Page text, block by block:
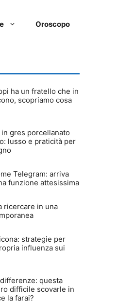
Oroscopo
ha un fratello che in
scopriamo cosa
gres porcellanato
lusso e praticità per
Telegram: arriva
funzione attesissima
ricercare in una
strategie per
influenza sui
questa
difficile scovarle in
la farai?